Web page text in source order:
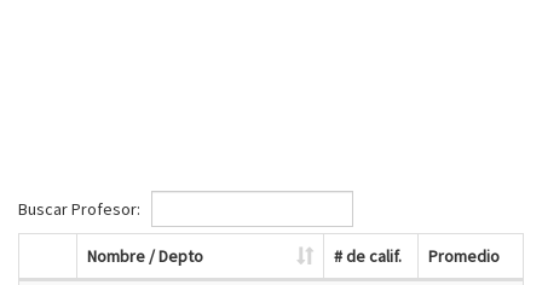
Buscar Profesor:
Nombre / Depto # de calif. Promedio